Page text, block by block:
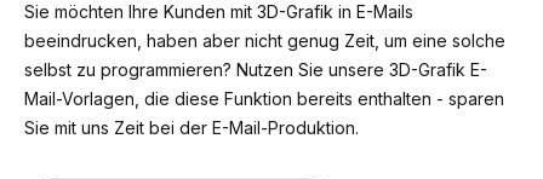
Sie möchten Ihre Kunden mit 3D-Grafik in E-Mails
beeindrucken, haben aber nicht genug Zeit, um eine solche
selbst zu programmieren? Nutzen Sie unsere 3D-Grafik E-
Mail-Vorlagen, die diese Funktion bereits enthalten - sparen
Sie mit uns Zeit bei der E-Mail-Produktion.